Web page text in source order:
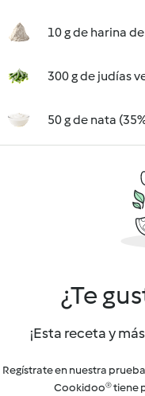
10 g de harina
300 g de judías
50 g de nata
¿Te
¡Esta receta y
Regístrate en nuestra
Cookidoo® tiene